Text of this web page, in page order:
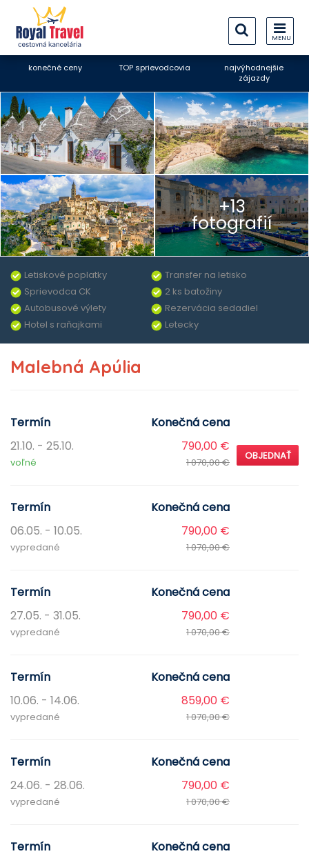
MENU
konečné ceny TOP sprievodcovia
najvýhodnejšie
zájazdy
+13
fotografií
Letiskové poplatky
Transfer na letisko
Sprievodca CK
2 ks batožiny
Autobusové výlety
Rezervácia sedadiel
Hotel s raňajkami
Letecky
Malebná Apúlia
Termín
Konečná cena
21.10. - 25.10.
790,00 €
1 070,00 €
voľné
OBJEDNAŤ
Termín
Konečná cena
06.05. - 10.05.
790,00 €
1 070,00 €
vypredané
Termín
Konečná cena
27.05. - 31.05.
790,00 €
1 070,00 €
vypredané
Termín
Konečná cena
10.06. - 14.06.
859,00 €
1 070,00 €
vypredané
Termín
Konečná cena
24.06. - 28.06.
790,00 €
1 070,00 €
vypredané
Termín
Konečná cena